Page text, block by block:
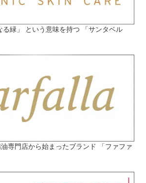
る緑」 という意味を持つ 「サンタベル
専門店から始まったブランド 「ファファ